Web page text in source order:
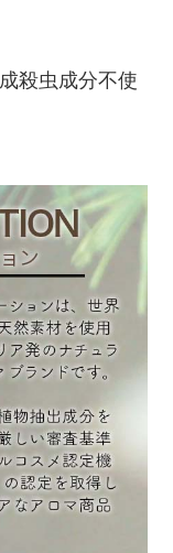
殺虫成分不使